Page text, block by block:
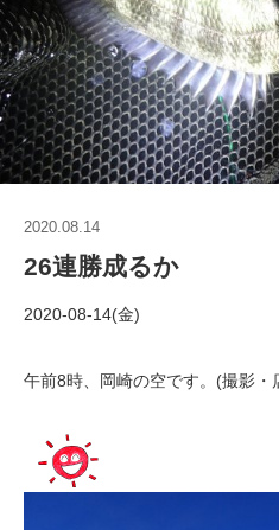
2020.08.14
26連勝成るか
2020-08-14(金)
午前8時、岡崎の空です。(撮影・